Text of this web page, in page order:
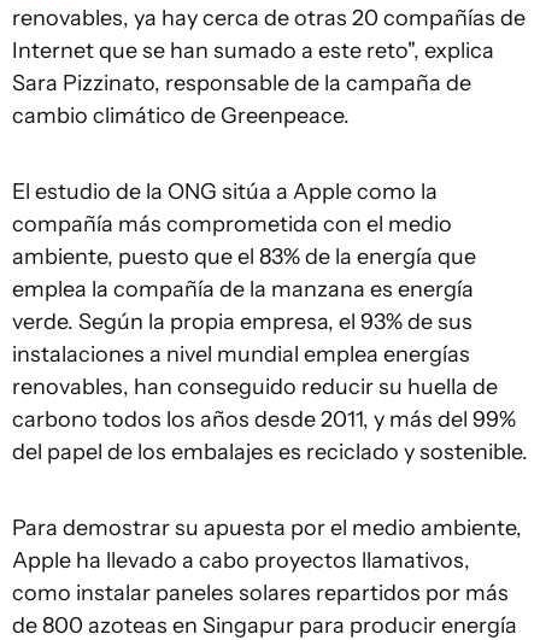
renovables, ya hay cerca de otras 20 compañías de
Internet que se han sumado a este reto", explica
Sara Pizzinato, responsable de la campaña de
cambio climático de Greenpeace.
El estudio de la ONG sitúa a Apple como la
compañía más comprometida con el medio
ambiente, puesto que el 83% de la energía que
emplea la compañía de la manzana es energía
verde. Según la propia empresa, el 93% de sus
instalaciones a nivel mundial emplea energías
renovables, han conseguido reducir su huella de
carbono todos los años desde 2011, y más del 99%
del papel de los embalajes es reciclado y sostenible.
Para demostrar su apuesta por el medio ambiente,
Apple ha llevado a cabo proyectos llamativos,
como instalar paneles solares repartidos por más
de 800 azoteas en Singapur para producir energía